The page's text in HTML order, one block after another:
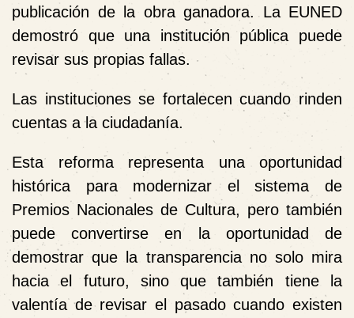
publicación de la obra ganadora. La EUNED
demostró que una institución pública puede
revisar sus propias fallas.
Las instituciones se fortalecen cuando rinden
cuentas a la ciudadanía.
Esta reforma representa una oportunidad
histórica para modernizar el sistema de
Premios Nacionales de Cultura, pero también
puede convertirse en la oportunidad de
demostrar que la transparencia no solo mira
hacia el futuro, sino que también tiene la
valentía de revisar el pasado cuando existen